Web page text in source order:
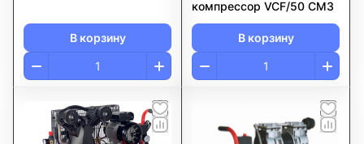
В корзину
компрессор VCF/50 CM3
В корзину